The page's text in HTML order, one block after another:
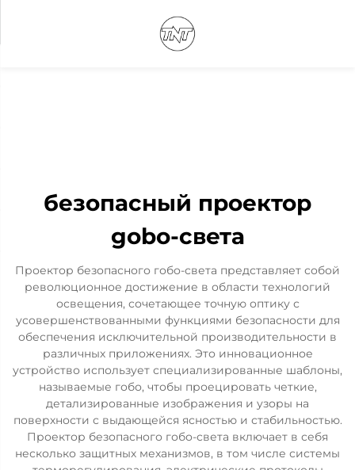
безопасный проектор
gobo-света
Проектор безопасного гобо-света представляет собой
революционное достижение в области технологий
освещения, сочетающее точную оптику с
усовершенствованными функциями безопасности для
обеспечения исключительной производительности в
различных приложениях. Это инновационное
устройство использует специализированные шаблоны,
называемые гобо, чтобы проецировать четкие,
детализированные изображения и узоры на
поверхности с выдающейся ясностью и стабильностью.
Проектор безопасного гобо-света включает в себя
несколько защитных механизмов, в том числе системы